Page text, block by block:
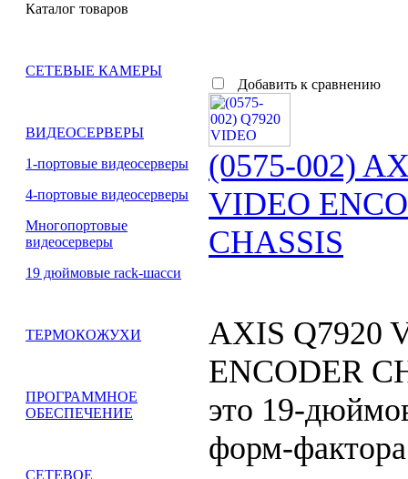
Каталог товаров
СЕТЕВЫЕ КАМЕРЫ
ВИДЕОСЕРВЕРЫ
1-портовые видеосерверы
4-портовые видеосерверы
Многопортовые
видеосерверы
19 дюймовые rack-шасси
ТЕРМОКОЖУХИ
ПРОГРАММНОЕ
ОБЕСПЕЧЕНИЕ
СЕТЕВОЕ
Добавить к сравнению
(0575-002)
VIDEO
CHASSIS
AXIS Q7920
ENCODER
это 19-
форм-